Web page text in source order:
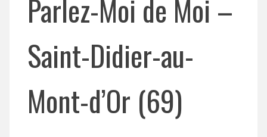
Parlez-Moi de Moi –
Saint-Didier-au-
Mont-d’Or (69)